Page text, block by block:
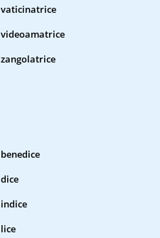
vaticinatrice
videoamatrice
zangolatrice
benedice
dice
indice
lice